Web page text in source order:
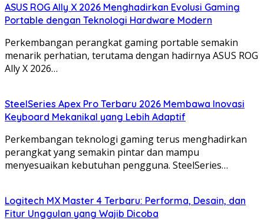
ASUS ROG Ally X 2026 Menghadirkan Evolusi Gaming
Portable dengan Teknologi Hardware Modern
Perkembangan perangkat gaming portable semakin
menarik perhatian, terutama dengan hadirnya ASUS ROG
Ally X 2026…
SteelSeries Apex Pro Terbaru 2026 Membawa Inovasi
Keyboard Mekanikal yang Lebih Adaptif
Perkembangan teknologi gaming terus menghadirkan
perangkat yang semakin pintar dan mampu
menyesuaikan kebutuhan pengguna. SteelSeries…
Logitech MX Master 4 Terbaru: Performa, Desain, dan
Fitur Unggulan yang Wajib Dicoba